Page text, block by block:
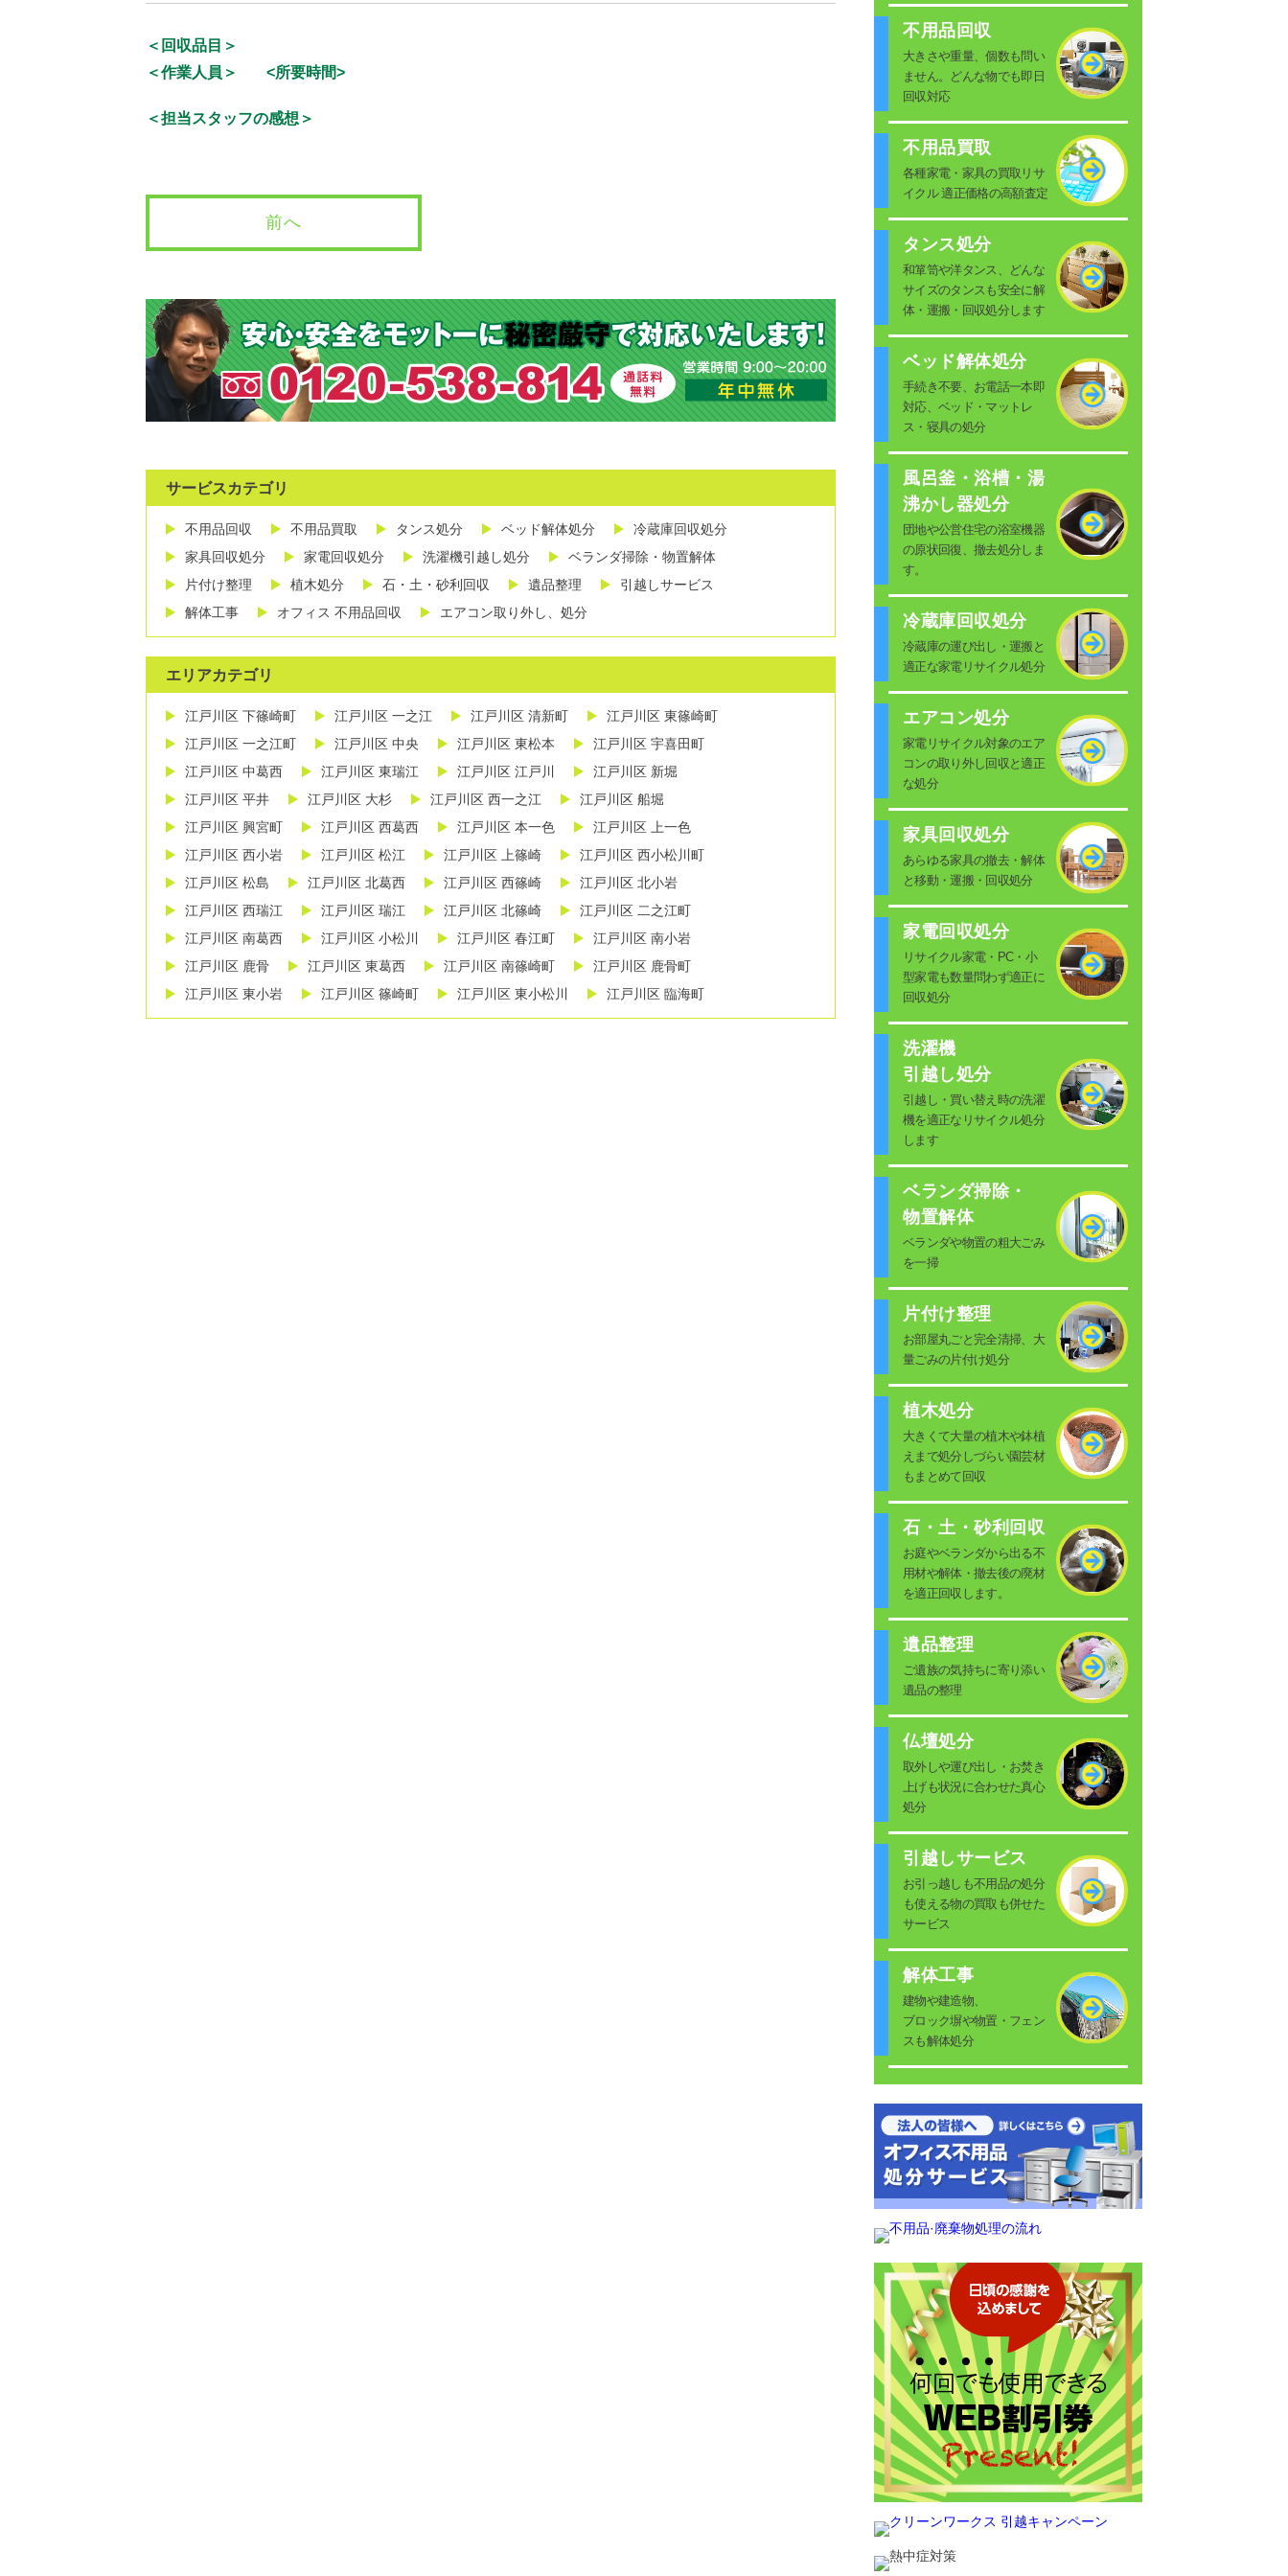
＜回収品目＞
＜作業人員＞
<所要時間>
＜担当スタッフの感想＞
前へ
サービスカテゴリ
不用品回収 不用品買取 タンス処分 ベッド解体処分
冷蔵庫回収処分
家具回収処分
家電回収処分 洗濯機引越し処分
ベランダ掃除・物置解体
片付け整理
植木処分 石・土・砂利回収 遺品整理
引越しサービス
解体工事
オフィス 不用品回収 エアコン取り外し、処分
エリアカテゴリ
江戸川区 下篠崎町 江戸川区 一之江 江戸川区 清新町
江戸川区 東篠崎町
江戸川区 一之江町
江戸川区 中央 江戸川区 東松本
江戸川区 宇喜田町
江戸川区 中葛西
江戸川区 東瑞江 江戸川区 江戸川
江戸川区 新堀
江戸川区 平井
江戸川区 大杉 江戸川区 西一之江
江戸川区 船堀
江戸川区 興宮町
江戸川区 西葛西 江戸川区 本一色
江戸川区 上一色
江戸川区 西小岩
江戸川区 松江 江戸川区 上篠崎
江戸川区 西小松川町
江戸川区 松島
江戸川区 北葛西 江戸川区 西篠崎
江戸川区 北小岩
江戸川区 西瑞江
江戸川区 瑞江 江戸川区 北篠崎
江戸川区 二之江町
江戸川区 南葛西
江戸川区 小松川 江戸川区 春江町
江戸川区 南小岩
江戸川区 鹿骨
江戸川区 東葛西 江戸川区 南篠崎町
江戸川区 鹿骨町
江戸川区 東小岩
江戸川区 篠崎町 江戸川区 東小松川 江戸川区 臨海町
不用品回収
大きさや重量、個数も問い
ません。どんな物でも即日
回収対応
不用品買取
各種家電・家具の買取リサ
イクル 適正価格の高額査定
タンス処分
和箪笥や洋タンス、どんな
サイズのタンスも安全に解
体・運搬・回収処分します
ベッド解体処分
手続き不要、お電話一本即
対応、ベッド・マットレ
ス・寝具の処分
風呂釜・浴槽・湯
沸かし器処分
団地や公営住宅の浴室機器
の原状回復、撤去処分しま
す。
冷蔵庫回収処分
冷蔵庫の運び出し・運搬と
適正な家電リサイクル処分
エアコン処分
家電リサイクル対象のエア
コンの取り外し回収と適正
な処分
家具回収処分
あらゆる家具の撤去・解体
と移動・運搬・回収処分
家電回収処分
リサイクル家電・PC・小
型家電も数量問わず適正に
回収処分
洗濯機
引越し処分
引越し・買い替え時の洗濯
機を適正なリサイクル処分
します
ベランダ掃除・
物置解体
ベランダや物置の粗大ごみ
を一掃
片付け整理
お部屋丸ごと完全清掃、大
量ごみの片付け処分
植木処分
大きくて大量の植木や鉢植
えまで処分しづらい園芸材
もまとめて回収
石・土・砂利回収
お庭やベランダから出る不
用材や解体・撤去後の廃材
を適正回収します。
遺品整理
ご遺族の気持ちに寄り添い
遺品の整理
仏壇処分
取外しや運び出し・お焚き
上げも状況に合わせた真心
処分
引越しサービス
お引っ越しも不用品の処分
も使える物の買取も併せた
サービス
解体工事
建物や建造物、
ブロック塀や物置・フェン
スも解体処分